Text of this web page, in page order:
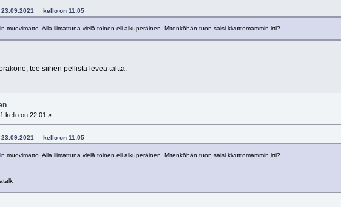
23.09.2021 kello on 11:05
muovimatto. Alla liimattuna vielä toinen eli alkuperäinen. Mitenköhän tuon saisi kivuttomammin irti?
tee siihen pellistä leveä taltta.
kello on 22:01 »
23.09.2021 kello on 11:05
muovimatto. Alla liimattuna vielä toinen eli alkuperäinen. Mitenköhän tuon saisi kivuttomammin irti?